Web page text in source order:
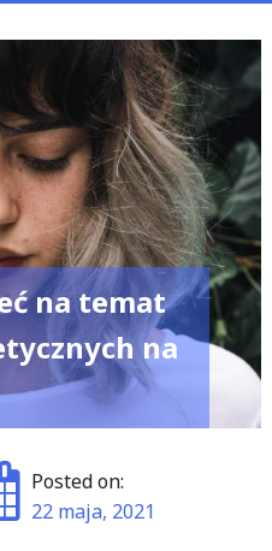
na temat
na
Posted on:
22 maja, 2021